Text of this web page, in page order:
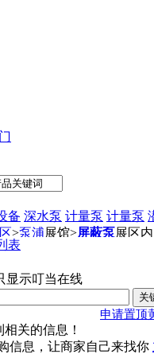
备 深水泵 计量泵 计量泵
>泵浦展馆>屏蔽泵展区
表
显示叮当在线
申请置顶
关的信息！
信息，让商家自己来找你